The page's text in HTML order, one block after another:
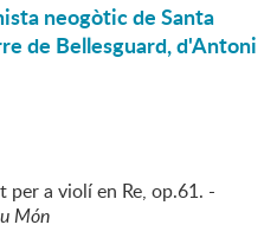
neogòtic de Santa
de Bellesguard, d'Antoni
a violí en Re, op.61. -
Món